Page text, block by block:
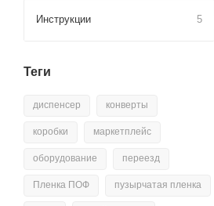
Инструкции 5
Теги
диспенсер конверты
коробки маркетплейс
оборудование переезд
Пленка ПОФ пузырчатая пленка